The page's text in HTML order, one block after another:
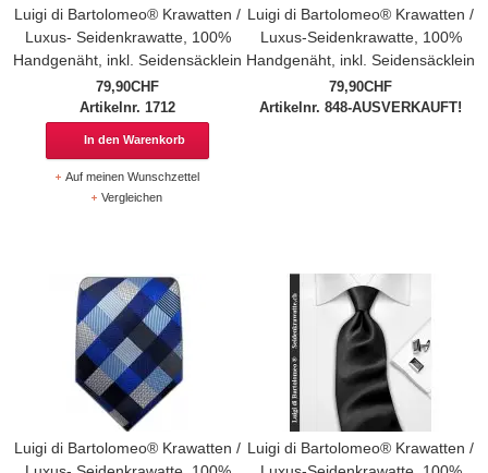
Luigi di Bartolomeo® Krawatten /
Luxus- Seidenkrawatte, 100%
Handgenäht, inkl. Seidensäcklein
79,90CHF
Artikelnr. 1712
In den Warenkorb
Auf meinen Wunschzettel
Vergleichen
Luigi di Bartolomeo® Krawatten /
Luxus-Seidenkrawatte, 100%
Handgenäht, inkl. Seidensäcklein
79,90CHF
Artikelnr. 848-AUSVERKAUFT!
Luigi di Bartolomeo® Krawatten / Luigi di Bartolomeo® Krawatten /